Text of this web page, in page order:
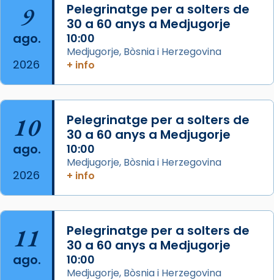
de Barcelona.
2 weeks ago
Aquest dilluns, 27 de juliol, ha tingut lloc la
missa d’acció de gràcies en agraïment al
comitè organitzador de la visita apostòlica
del Sant Pare Lleó XIV a Barcelona, i als
col·laboradors, a la Catedral de Barcelona.
L’arquebisbe de Barcelona, el cardenal Joan
Josep Omella, ha presidit la missa i l’ha
concelebrat el bisbe auxiliar de Barcelona,
Mons. David Abadías.
📸 Dr. G. Simón
Foto
View on Facebook · Share
Arquebisbat de Barcelona
2 weeks ago
9
ago.
2026
Pelegrinatge per a solters de
30 a 60 anys a Medjugorje
10:00
Medjugorje, Bòsnia i Herzegovina
+ info
10
ago.
2026
Pelegrinatge per a solters de
30 a 60 anys a Medjugorje
10:00
Medjugorje, Bòsnia i Herzegovina
+ info
11
ago.
Pelegrinatge per a solters de
30 a 60 anys a Medjugorje
10:00
Medjugorje, Bòsnia i Herzegovina